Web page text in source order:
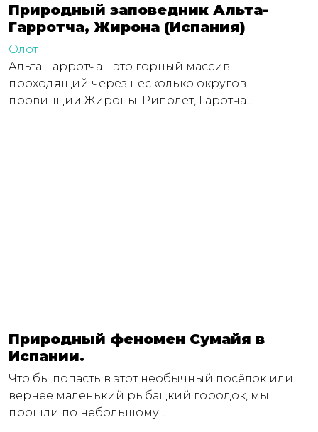
Природный заповедник Альта-
Гарротча, Жирона (Испания)
Олот
Альта-Гарротча – это горный массив
проходящий через несколько округов
провинции Жироны: Риполет, Гаротча...
Природный феномен Сумайя в
Испании.
Что бы попасть в этот необычный посёлок или
вернее маленький рыбацкий городок, мы
прошли по небольшому...